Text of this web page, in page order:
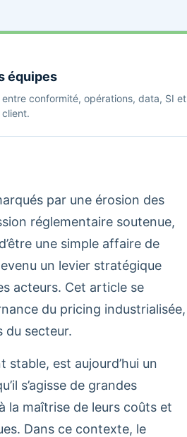
équipes
entre conformité, opérations, data, SI et
par une érosion des
réglementaire soutenue,
une simple affaire de
un levier stratégique
acteurs. Cet article se
du pricing industrialisée,
du secteur.
est aujourd’hui un
s’agisse de grandes
la maîtrise de leurs coûts et
Dans ce contexte, le